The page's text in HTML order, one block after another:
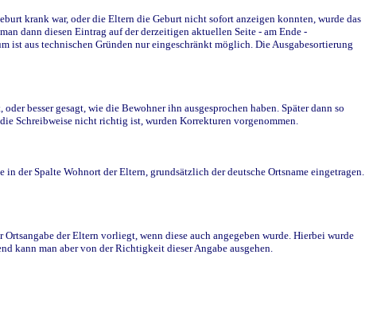
krank war, oder die Eltern die Geburt nicht sofort anzeigen konnten, wurde das
dann diesen Eintrag auf der derzeitigen aktuellen Seite - am Ende -
ist aus technischen Gründen nur eingeschränkt möglich. Die Ausgabesortierung
besser gesagt, wie die Bewohner ihn ausgesprochen haben. Später dann so
Schreibweise nicht richtig ist, wurden Korrekturen vorgenommen.
der Spalte Wohnort der Eltern, grundsätzlich der deutsche Ortsname eingetragen.
der Eltern vorliegt, wenn diese auch angegeben wurde. Hierbei wurde
kann man aber von der Richtigkeit dieser Angabe ausgehen.